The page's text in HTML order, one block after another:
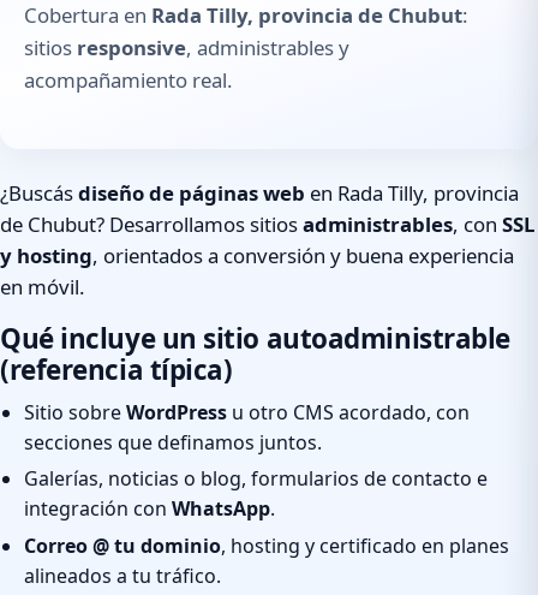
Cobertura en Rada Tilly, provincia de Chubut:
sitios responsive, administrables y
acompañamiento real.
¿Buscásdiseño de páginas web en Rada Tilly, provincia
de Chubut? Desarrollamos sitiosadministrables, con SSL
y hosting, orientados a conversión y buena experiencia
en móvil.
Qué incluye un sitio autoadministrable
(referencia típica)
Sitio sobreWordPress u otro CMS acordado, con
secciones que definamos juntos.
Galerías, noticias o blog, formularios de contacto e
integración con WhatsApp.
Correo @ tu dominio, hosting y certificado en planes
alineados a tu tráfico.